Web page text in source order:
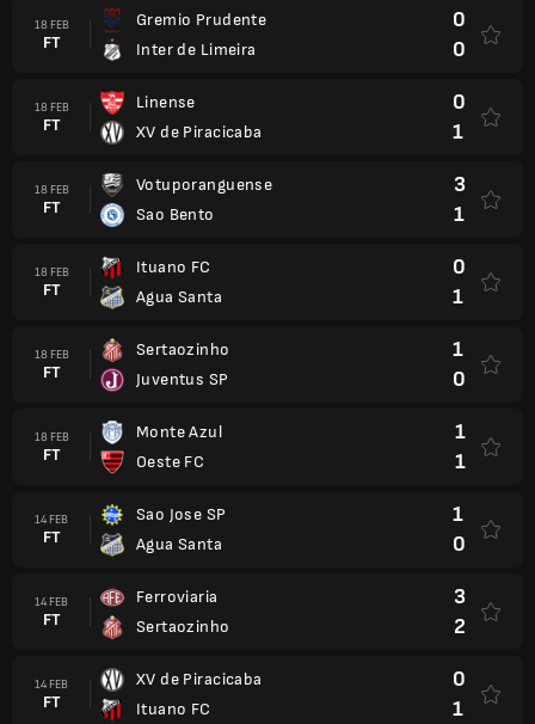
18 FEB
FT
Gremio Prudente
Inter de Limeira
0
0
18 FEB
FT
Linense
XV de Piracicaba
0
1
18 FEB
FT
Votuporanguense
Sao Bento
3
1
18 FEB
FT
Ituano FC
Agua Santa
0
1
18 FEB
FT
Sertaozinho
Juventus SP
1
0
18 FEB
FT
Monte Azul
Oeste FC
1
1
14 FEB
FT
Sao Jose SP
Agua Santa
1
0
14 FEB
FT
Ferroviaria
Sertaozinho
3
2
14 FEB
FT
XV de Piracicaba
Ituano FC
0
1